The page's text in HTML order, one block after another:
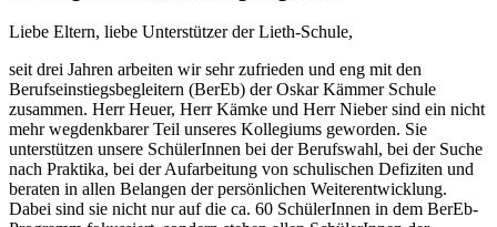
Liebe Eltern, liebe Unterstützer der Lieth-Schule,
seit drei Jahren arbeiten wir sehr zufrieden und eng mit den
Berufseinstiegsbegleitern (BerEb) der Oskar Kämmer Schule
zusammen. Herr Heuer, Herr Kämke und Herr Nieber sind ein nicht
mehr wegdenkbarer Teil unseres Kollegiums geworden. Sie
unterstützen unsere SchülerInnen bei der Berufswahl, bei der Suche
nach Praktika, bei der Aufarbeitung von schulischen Defiziten und
beraten in allen Belangen der persönlichen Weiterentwicklung.
Dabei sind sie nicht nur auf die ca. 60 SchülerInnen in dem BerEb-